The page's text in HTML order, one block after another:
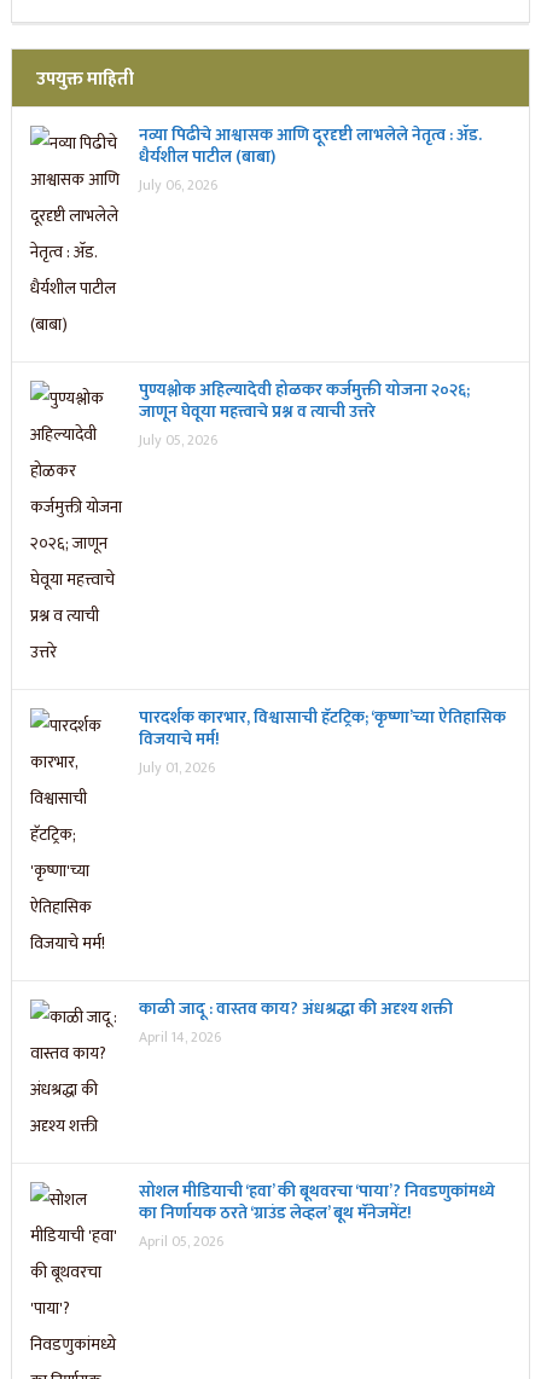
उपयुक्त माहिती
नव्या पिढीचे आश्वासक आणि दूरदृष्टी लाभलेले नेतृत्व : ॲड.
धैर्यशील पाटील (बाबा)
July 06, 2026
पुण्यश्लोक अहिल्यादेवी होळकर कर्जमुक्ती योजना २०२६;
जाणून घेवूया महत्त्वाचे प्रश्न व त्याची उत्तरे
July 05, 2026
पारदर्शक कारभार, विश्वासाची हॅटट्रिक; ‘कृष्णा’च्या ऐतिहासिक
विजयाचे मर्म!
July 01, 2026
काळी जादू : वास्तव काय? अंधश्रद्धा की अदृश्य शक्ती
April 14, 2026
सोशल मीडियाची ‘हवा’ की बूथवरचा ‘पाया’? निवडणुकांमध्ये
का निर्णायक ठरते ‘ग्राउंड लेव्हल’ बूथ मॅनेजमेंट!
April 05, 2026